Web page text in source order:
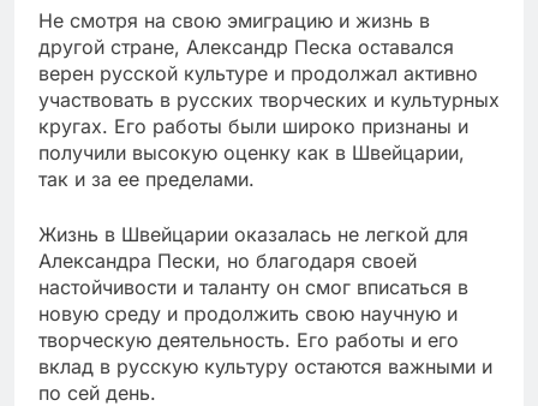
Не смотря на свою эмиграцию и жизнь в
другой стране, Александр Песка оставался
верен русской культуре и продолжал активно
участвовать в русских творческих и культурных
кругах. Его работы были широко признаны и
получили высокую оценку как в Швейцарии,
так и за ее пределами.
Жизнь в Швейцарии оказалась не легкой для
Александра Пески, но благодаря своей
настойчивости и таланту он смог вписаться в
новую среду и продолжить свою научную и
творческую деятельность. Его работы и его
вклад в русскую культуру остаются важными и
по сей день.